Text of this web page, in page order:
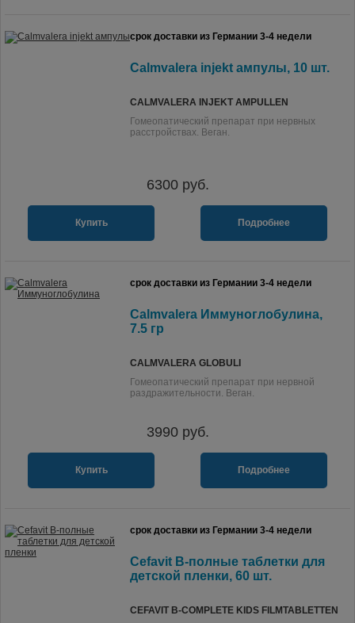
срок доставки из Германии 3-4 недели
Calmvalera injekt ампулы, 10 шт.
CALMVALERA INJEKT AMPULLEN
Гомеопатический препарат при нервных
расстройствах. Веган.
6300руб.
Купить Подробнее
срок доставки из Германии 3-4 недели
Calmvalera Иммуноглобулина,
7.5 гр
CALMVALERA GLOBULI
Гомеопатический препарат при нервной
раздражительности. Веган.
3990руб.
Купить Подробнее
срок доставки из Германии 3-4 недели
Cefavit B-полные таблетки для
детской пленки, 60 шт.
CEFAVIT B-COMPLETE KIDS FILMTABLETTEN